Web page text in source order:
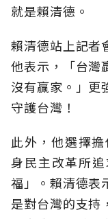
就是賴清德。
賴清德站上記者
他表示，「台灣
沒有贏家。」更
守護台灣！
此外，他選擇
身民主改革所
福」。賴清德表
是對台灣的支持